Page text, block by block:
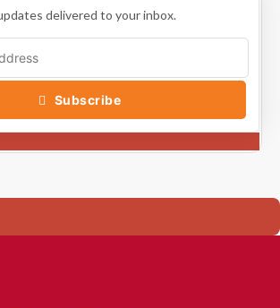
delivered to your inbox.
Subscribe